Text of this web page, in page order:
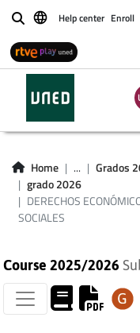
BuscarHelp center Enroll
Home ...
Grados
grado 2026
DERECHOS
SOCIALES
Course 2025/2026